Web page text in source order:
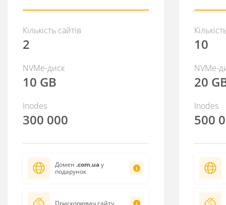
Кількість сайтів
2
NVMe-диск
10 GB
Inodes
300 000
Домен .com.uaу
подарунок
Прискорювач сайту
10
NVMe-
20
Inodes
500